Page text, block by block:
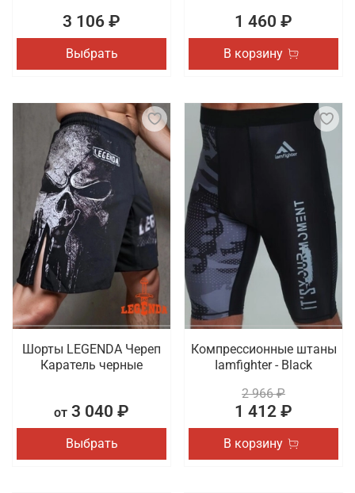
3 106 ₽
Выбрать
1 460 ₽
В корзину
Шорты LEGENDA Череп
Каратель черные
от 3 040 ₽
Выбрать
Компрессионные штаны
Iamfighter - Black
2 966 ₽
1 412 ₽
В корзину